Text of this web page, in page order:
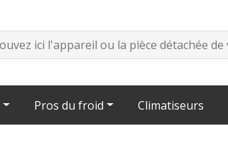
Pros du froid Climatiseurs